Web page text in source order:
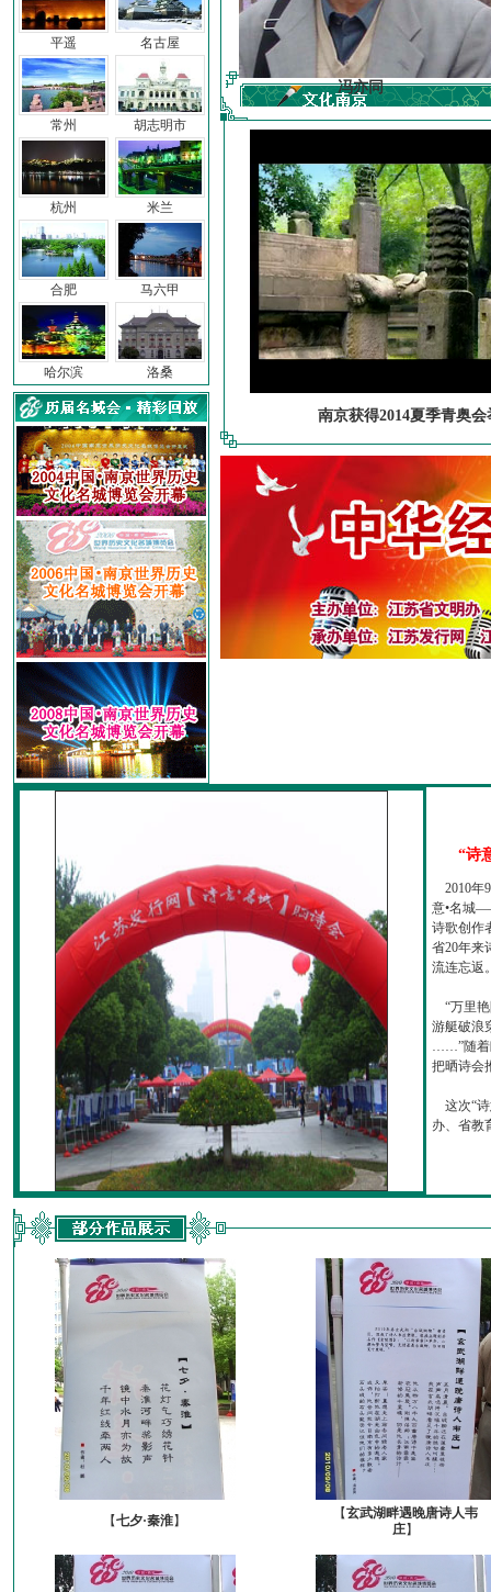
平遥
常州
杭州
合肥
哈尔滨
名古屋
胡志明市
米兰
马六甲
洛桑
车前子 冯亦同
南京获得2014夏季青奥会
“诗
2010年
意•名城
诗歌创作
省20年来
流连忘返
“万里艳
游艇破浪
……”随着
把晒诗会
这次“诗
办、省教
【七夕·秦淮】 【玄武湖畔遇晚唐诗人韦
庄】